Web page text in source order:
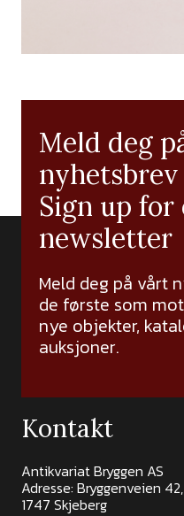
Meld deg
nyhetsbrev
Sign up for
newsletter
Meld deg på vårt
de første som
nye objekter,
auksjoner.
Kontakt
Antikvariat Bryggen AS
Adresse: Bryggenveien 42,
1747 Skjeberg